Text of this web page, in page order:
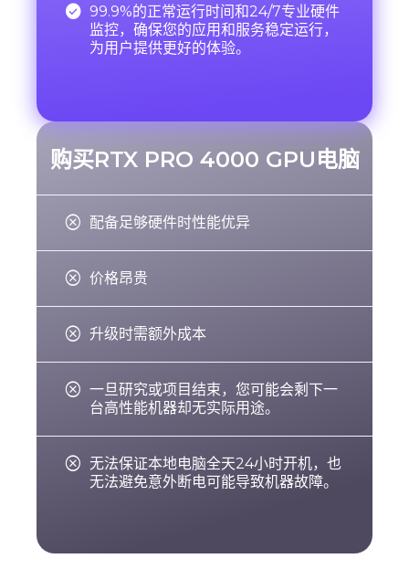
 99.9%的正常运行时间和24/7专业硬件
监控，确保您的应用和服务稳定运行，
为用户提供更好的体验。
购买RTX PRO 4000 GPU电脑
 配备足够硬件时性能优异
 价格昂贵
 升级时需额外成本
 一旦研究或项目结束，您可能会剩下一
台高性能机器却无实际用途。
 无法保证本地电脑全天24小时开机，也
无法避免意外断电可能导致机器故障。